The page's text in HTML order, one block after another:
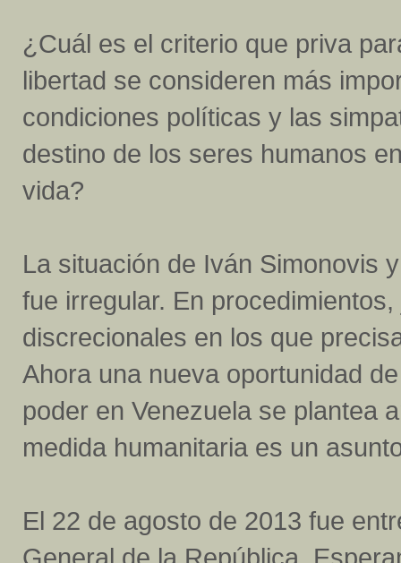
¿Cuál es el criterio que priva
libertad se consideren más
condiciones políticas y las
destino de los seres humanos
vida?
La situación de Iván Simonovis
fue irregular. En
discrecionales en los que
Ahora una nueva oportunidad
poder en Venezuela se plantea
medida humanitaria es un
El 22 de agosto de 2013 fue